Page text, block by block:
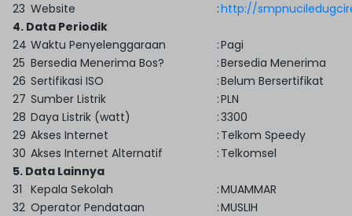
23 Website :http://
4. Data Periodik
24 Waktu Penyelenggaraan :Pagi
25 Bersedia Menerima Bos? :Bersedia Menerima
26 Sertifikasi ISO :Belum Bersertifikat
27 Sumber Listrik :PLN
28 Daya Listrik (watt) :3300
29 Akses Internet : Telkom Speedy
30 Akses Internet Alternatif : Telkomsel
5. Data Lainnya
31 Kepala Sekolah :MUAMMAR
32 Operator Pendataan :MUSLIH